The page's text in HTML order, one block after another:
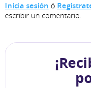
Inicia sesión ó
escribir un comentario.